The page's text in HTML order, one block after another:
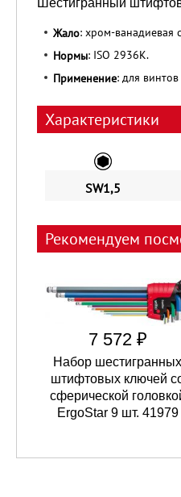
Шестигранный
Жало: хром-ванадиевая
Нормы: ISO 2936К.
Применение: для
Характеристики
SW1,5
Рекомендуем
7 572 ₽
Набор шестигранных
штифтовых ключей
сферической
ErgoStar 9 шт. 41979